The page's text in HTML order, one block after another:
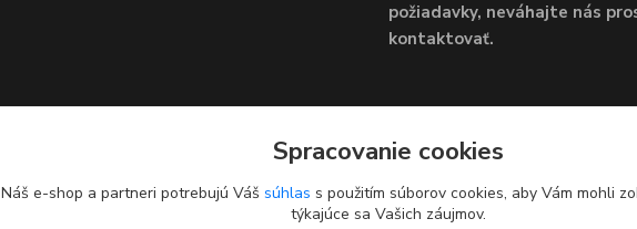
požiadavky, neváhajte nás
kontaktovať.
Spracovanie cookies
Náš e-shop a partneri potrebujú Váš súhlas s použitím súborov cookies, aby Vám mohli
týkajúce sa Vašich záujmov.